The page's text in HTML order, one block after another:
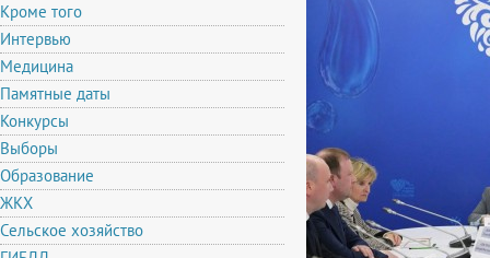
Кроме того
Интервью
Медицина
Памятные даты
Конкурсы
Выборы
Образование
ЖКХ
Сельское хозяйство